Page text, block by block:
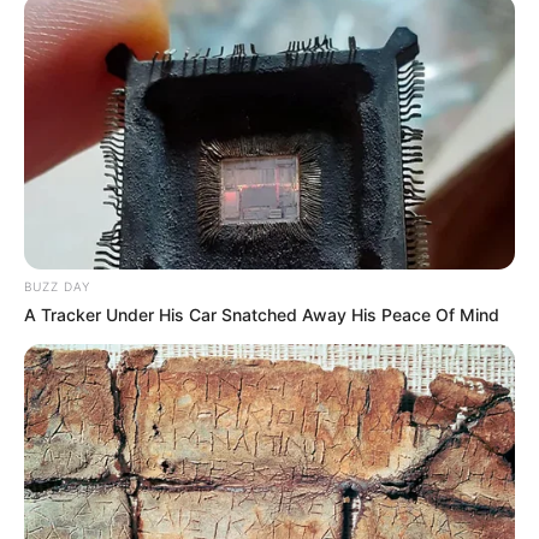
Tipe idealnya adalah seorang gadis yang memasak dengan baik
dan memiliki banyak aegyo.
4. Minhyun
BUZZ DAY
A Tracker Under His Car Snatched Away His Peace Of Mind